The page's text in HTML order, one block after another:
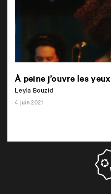
À peine j’ouvre les yeux
Leyla Bouzid
4 juin 2021